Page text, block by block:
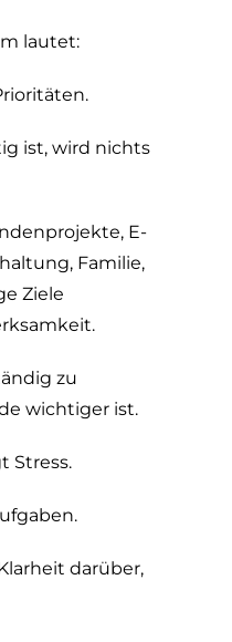
lautet:
ist, wird nichts
E-
Familie,
Ziele
zu
wichtiger ist.
Stress.
darüber,